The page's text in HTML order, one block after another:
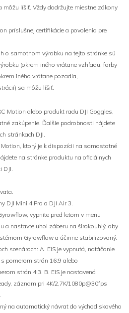
môžu líšiť. Vždy dodržujte miestne zákony
príslušnej certifikácie a povolenia pre
o samotnom výrobku na tejto stránke sú
(okrem iného vrátane vzhľadu, farby
iného vrátane pozadia,
sa môžu líšiť.
Motion alebo produkt radu DJI Goggles,
zakúpenie. Ďalšie podrobnosti nájdete
stránkach DJI.
Motion, ktorý je k dispozícii na samostatné
na stránke produktu na oficiálnych
DJI Mini 4 Pro a DJI Air 3.
vypnite pred letom v menu
a nastavte uhol záberu na širokouhlý, aby
Gyrowflow a účinne stabilizovaný.
scenároch: A. EIS je vypnutá, natáčanie
pomerom strán 16:9 alebo
strán 4:3. B. EIS je nastavená
záznam pri 4K/2,7K/1080p@30fps
na automatický návrat do východiskového